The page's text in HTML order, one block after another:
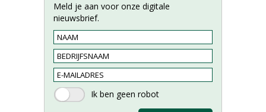
Meld je aan voor onze digitale
nieuwsbrief.